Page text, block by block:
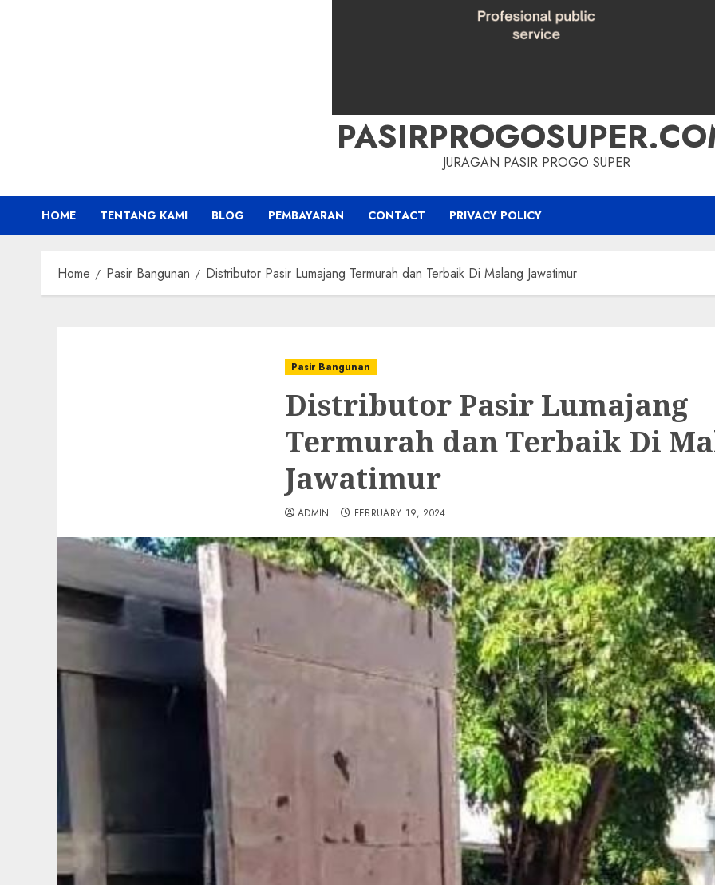
JURAGAN PASIR PROGO SUPER
HOME TENTANG KAMI BLOG PEMBAYARAN CONTACT PRIVACY POLICY
Home Pasir Bangunan Distributor Pasir Lumajang Termurah dan Terbaik Di Malang Jawatimur
Pasir Bangunan
Distributor Pasir Lumajang
Termurah dan Terbaik Di
Jawatimur
ADMIN FEBRUARY 19, 2024